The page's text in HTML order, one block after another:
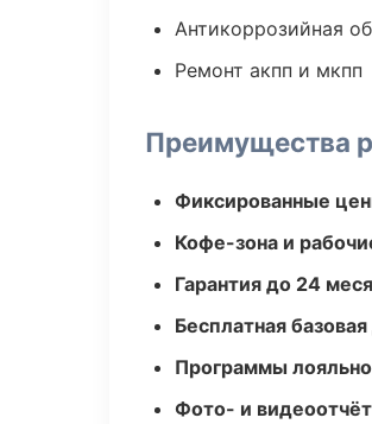
Антикоррозийная
Ремонт акпп и мкпп
Преимущества
Фиксированные
Кофе-зона и
Гарантия до 24
Бесплатная
Программы
Фото- и